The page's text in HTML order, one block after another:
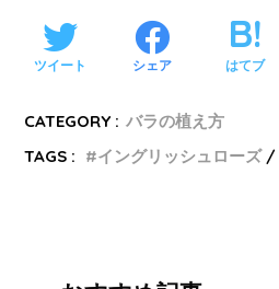
ツイート シェア はてブ
CATEGORY : バラの植え方
TAGS :
イングリッシュローズ